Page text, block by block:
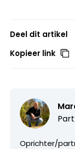
Deel dit artikel
Kopieer link
Oprichter/